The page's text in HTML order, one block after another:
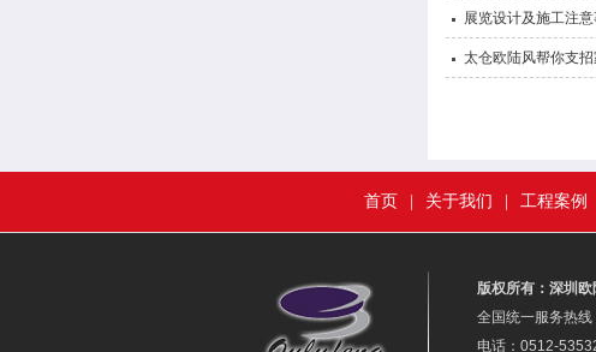
展览设计及施工注意
太仓欧陆风帮你支
首页 关于我们 工程案例
版权所有：深圳
全国统一服务热
电话：0512-